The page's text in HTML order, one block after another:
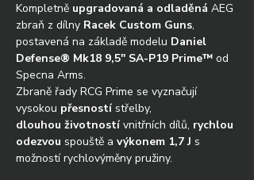
Kompletně upgradovaná a odladěná AEG
zbraň z dílny Racek Custom Guns,
postavená na základě modelu Daniel
Defense® Mk18 9,5'' SA-P19 Prime™ od
Specna Arms.
Zbraně řady RCG Prime se vyznačují
vysokou přesností střelby,
dlouhou životností vnitřních dílů, rychlou
odezvou spouště a výkonem 1,7 J s
možností rychlovýměny pružiny.